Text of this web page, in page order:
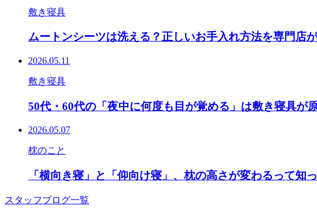
敷き寝具
ムートンシーツは洗える？正しいお手入れ方法を専門店
2026.05.11
敷き寝具
50代・60代の「夜中に何度も目が覚める」は敷き寝具が
2026.05.07
枕のこと
「横向き寝」と「仰向け寝」、枕の高さが変わるって知
スタッフブログ一覧